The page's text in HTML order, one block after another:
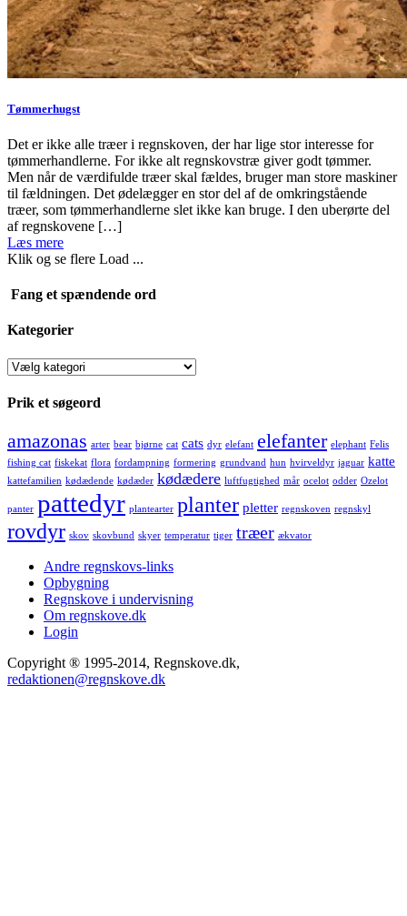
Tømmerhugst
Det er ikke alle træer i regnskoven, der har lige stor interesse for
tømmerhandlerne. For ikke alt regnskovstræ giver godt tømmer.
Men når de værdifulde træer skal fældes, bruger man store maskiner
til fældningen. Det ødelægger en stor del af de omkringstående
træer, som tømmerhandlerne slet ikke kan bruge. I den uberørte del
af regnskovene […]
Læs mere
Klik og se flere Load ...
Fang et spændende ord
Kategorier
Kategorier
Prik et søgeord
amazonas arter bear bjørne cat cats dyr elefant elefanter elephant Felis
fishing cat fiskekat flora fordampning formering grundvand hun hvirveldyr jaguar katte
kattefamilien kødædende kødæder kødædere luftfugtighed mår ocelot odder Ozelot
panter pattedyr plantearter planter pletter regnskoven regnskyl
rovdyr skov skovbund skyer temperatur tiger træer ækvator
Andre regnskovs-links
Opbygning
Regnskove i undervisning
Om regnskove.dk
Login
Copyright ® 1995-2014, Regnskove.dk,
redaktionen@regnskove.dk